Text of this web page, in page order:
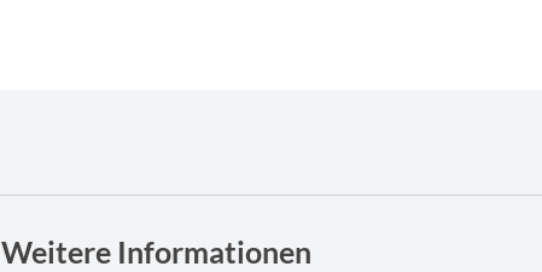
Weitere Informationen